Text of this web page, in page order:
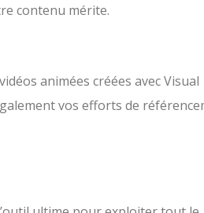
contenu mérite.
animées créées avec Visual
vos efforts de